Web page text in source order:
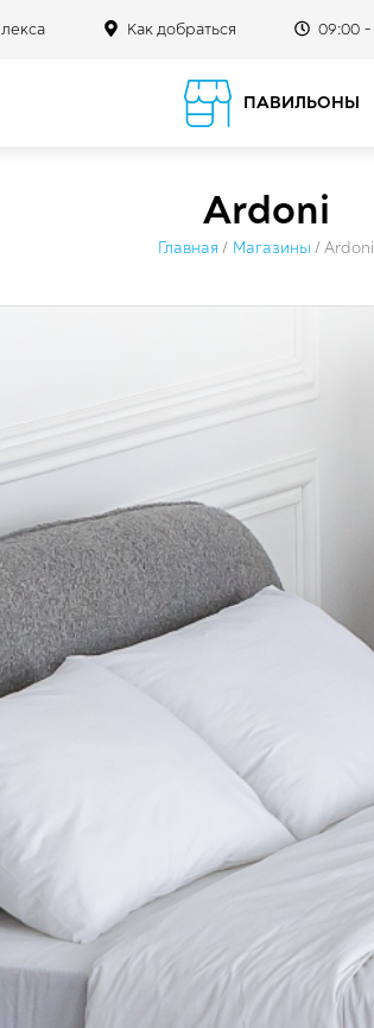
Как добраться 09:00 -
ПАВИЛЬОНЫ
Ardoni
Главная / Магазины /Ardoni